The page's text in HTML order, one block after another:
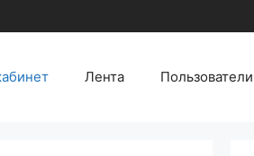
Лента Пользователи